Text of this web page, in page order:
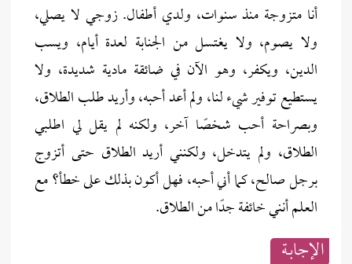
أنا متزوجة منذ سنوات، ولدي أطفال. زوجي لا يصلي،
ولا يصوم، ولا يغتسل من الجنابة لعدة أيام، ويسب
الدين، ويكفر، وهو الآن في ضائقة مادية شديدة، ولا
يستطيع توفير شيء لنا، ولم أعد أحبه، وأريد طلب الطلاق،
وبصراحة أحب شخصًا آخر، ولكنه لم يقل لي اطلبي
الطلاق، ولم يتدخل، ولكنني أريد الطلاق حتى أتزوج
برجل صالح، كما أني أحبه، فهل أكون بذلك على خطأ؟ مع
العلم أنني خائفة جدًا من الطلاق.
الإجابــة